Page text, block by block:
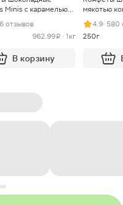
Minis с карамелью
и нугой
отзывов
962.99 ₽ · 1кг
В корзину
мякотью
4.9· 580
250г